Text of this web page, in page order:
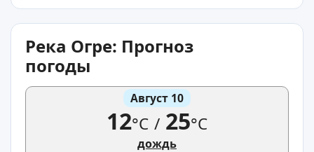
Река Огре: Прогноз
погоды
Август 10
12°C / 25°C
дождь